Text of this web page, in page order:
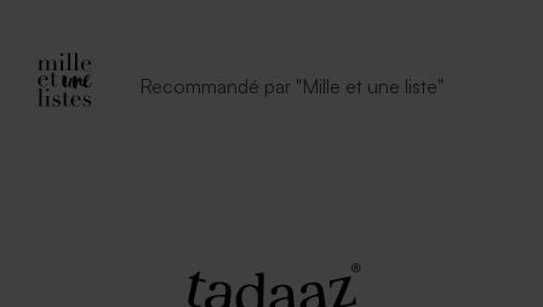
Recommandé par "Mille et une liste"